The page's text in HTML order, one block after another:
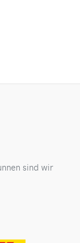
sind wir